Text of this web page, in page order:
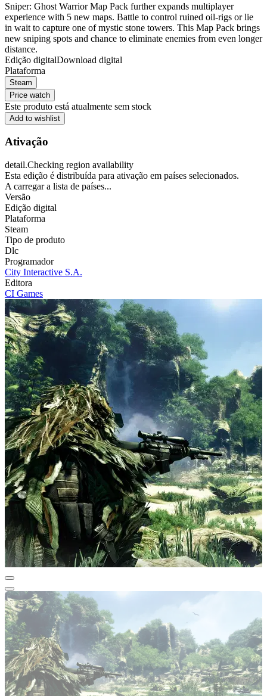
Sniper: Ghost Warrior Map Pack further expands multiplayer
experience with 5 new maps. Battle to control ruined oil-rigs or lie
in wait to capture one of mystic stone towers. This Map Pack brings
new sniping spots and chance to eliminate enemies from even longer
distance.
Edição digitalDownload digital
Plataforma
Steam
Price watch
Este produto está atualmente sem stock
Add to wishlist
Ativação
detail.Checking region availability
Esta edição é distribuída para ativação em países selecionados.
A carregar a lista de países...
Versão
Edição digital
Plataforma
Steam
Tipo de produto
Dlc
Programador
City Interactive S.A.
Editora
CI Games